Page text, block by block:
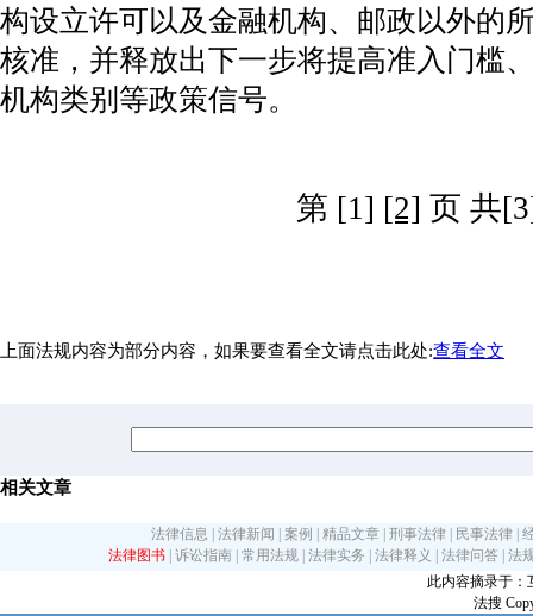
构设立许可以及金融机构、邮政以外的
核准，并释放出下一步将提高准入门槛
机构类别等政策信号。
第 [1] [2] 页 共
上面法规内容为部分内容，如果要查看全文请点击此处:查看全文
相关文章
法律信息 法律新闻 案例 精品文章 刑事法律 民事法律
法律图书 诉讼指南 常用法规 法律实务 法律释义 法律问答
法
此内容摘录于：
法搜